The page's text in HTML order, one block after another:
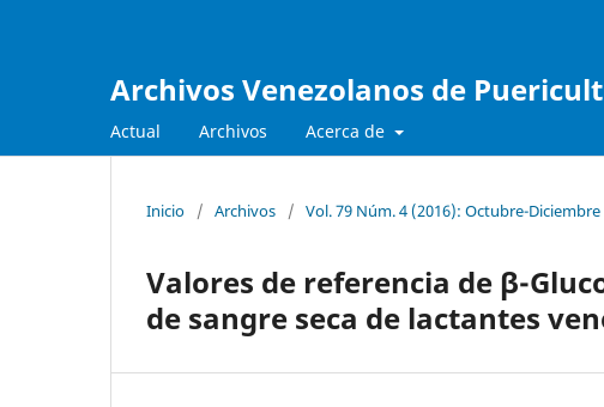
Archivos Venezolanos de
Actual Archivos Acerca de
Inicio / Archivos / Vol. 79 Núm. 4 (2016): Octubre-Diciembre
Valores de referencia de β-
de sangre seca de lactantes